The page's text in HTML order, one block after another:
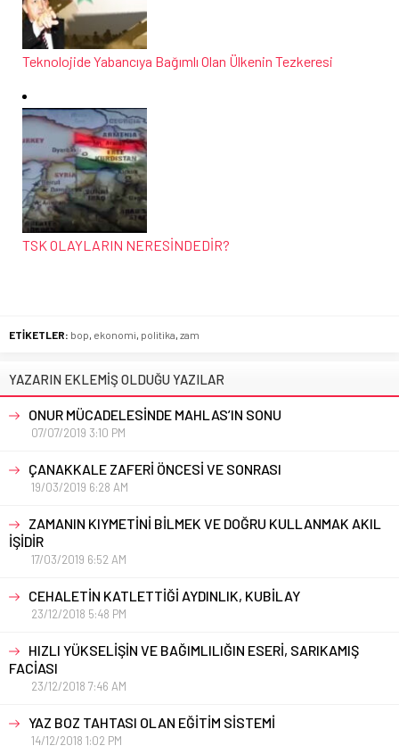
Teknolojide Yabancıya Bağımlı Olan Ülkenin Tezkeresi
TSK OLAYLARIN NERESİNDEDİR?
ETİKETLER: bop, ekonomi, politika, zam
YAZARIN EKLEMİŞ OLDUĞU YAZILAR
ONUR MÜCADELESİNDE MAHLAS’IN SONU
07/07/2019 3:10 PM
ÇANAKKALE ZAFERİ ÖNCESİ VE SONRASI
19/03/2019 6:28 AM
ZAMANIN KIYMETİNİ BİLMEK VE DOĞRU KULLANMAK AKIL
İŞİDİR
17/03/2019 6:52 AM
CEHALETİN KATLETTİĞİ AYDINLIK, KUBİLAY
23/12/2018 5:48 PM
HIZLI YÜKSELİŞİN VE BAĞIMLILIĞIN ESERİ, SARIKAMIŞ
FACİASI
23/12/2018 7:46 AM
YAZ BOZ TAHTASI OLAN EĞİTİM SİSTEMİ
14/12/2018 1:02 PM